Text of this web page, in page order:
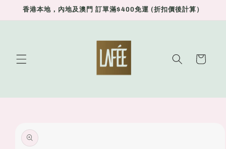
Skip to
香港本地，內地及澳門 訂單滿$400免運 (折扣價後計算）
Cart
product
information